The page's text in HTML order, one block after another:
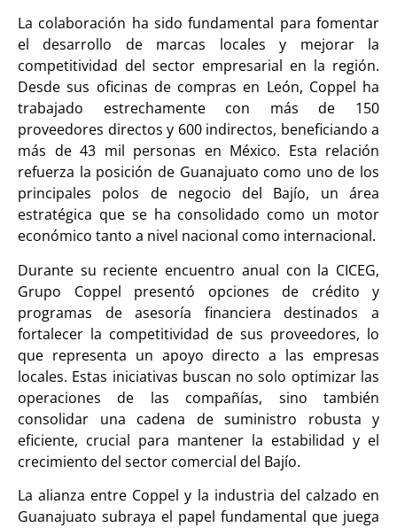
La colaboración ha sido fundamental para fomentar
el desarrollo de marcas locales y mejorar la
competitividad del sector empresarial en la región.
Desde sus oficinas de compras en León, Coppel ha
trabajado estrechamente con más de 150
proveedores directos y 600 indirectos, beneficiando a
más de 43 mil personas en México. Esta relación
refuerza la posición de Guanajuato como uno de los
principales polos de negocio del Bajío, un área
estratégica que se ha consolidado como un motor
económico tanto a nivel nacional como internacional.
Durante su reciente encuentro anual con la CICEG,
Grupo Coppel presentó opciones de crédito y
programas de asesoría financiera destinados a
fortalecer la competitividad de sus proveedores, lo
que representa un apoyo directo a las empresas
locales. Estas iniciativas buscan no solo optimizar las
operaciones de las compañías, sino también
consolidar una cadena de suministro robusta y
eficiente, crucial para mantener la estabilidad y el
crecimiento del sector comercial del Bajío.
La alianza entre Coppel y la industria del calzado en
Guanajuato subraya el papel fundamental que juega